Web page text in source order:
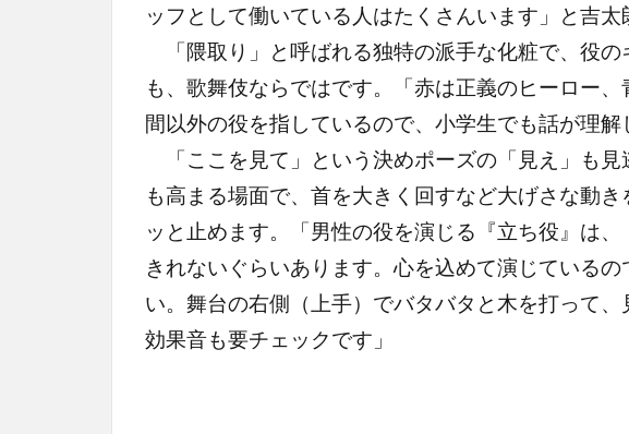
ッフとして働いている人はたくさんいます」と吉太
「隈取り」と呼ばれる独特の派手な化粧で、役
も、歌舞伎ならではです。「赤は正義のヒーロー
間以外の役を指しているので、小学生でも話が理解
「ここを見て」という決めポーズの「見え」も見
も高まる場面で、首を大きく回すなど大げさな動
ッと止めます。「男性の役を演じる『立ち役』は、
きれないぐらいあります。心を込めて演じている
い。舞台の右側（上手）でバタバタと木を打って
効果音も要チェックです」